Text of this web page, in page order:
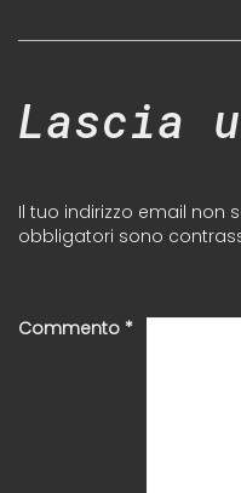
Lascia
Il tuo indirizzo email non
obbligatori sono
Commento *